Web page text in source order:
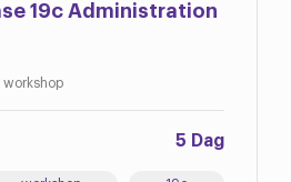
19c Administration
5 Dag